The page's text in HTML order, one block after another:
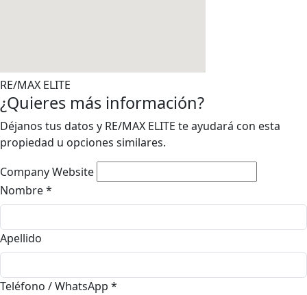
RE/MAX ELITE
¿Quieres más información?
Déjanos tus datos y RE/MAX ELITE te ayudará con esta
propiedad u opciones similares.
Company Website
Nombre*
Apellido
Teléfono / WhatsApp *